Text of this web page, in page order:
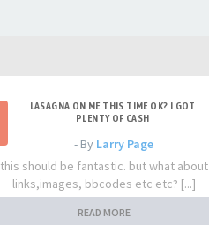
LASAGNA ON ME THIS TIME OK? I GOT
PLENTY OF CASH
- By Larry Page
this should be fantastic. but what about
links,images, bbcodes etc etc? [...]
READ MORE